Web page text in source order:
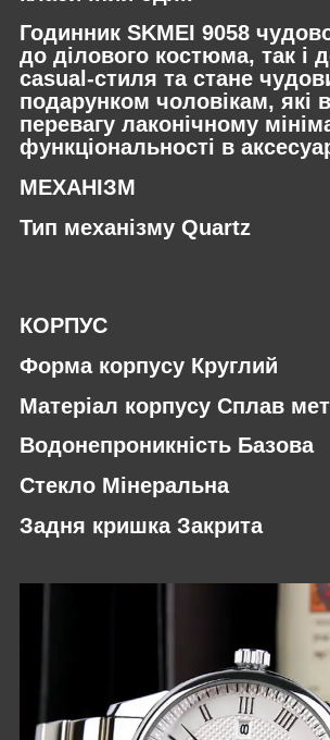
Годинник SKMEI 9058
до ділового костюма, так і
casual-стиля та стане
подарунком чоловікам, які
перевагу лаконічному
функціональності в
МЕХАНІЗМ
Тип механізму Quartz
КОРПУС
Форма корпусу Круглий
Матеріал корпусу Сплав
Водонепроникність Базова
Стекло Мінеральна
Задня кришка Закрита